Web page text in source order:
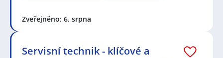
Zveřejněno: 6. srpna
Servisní technik - klíčové a